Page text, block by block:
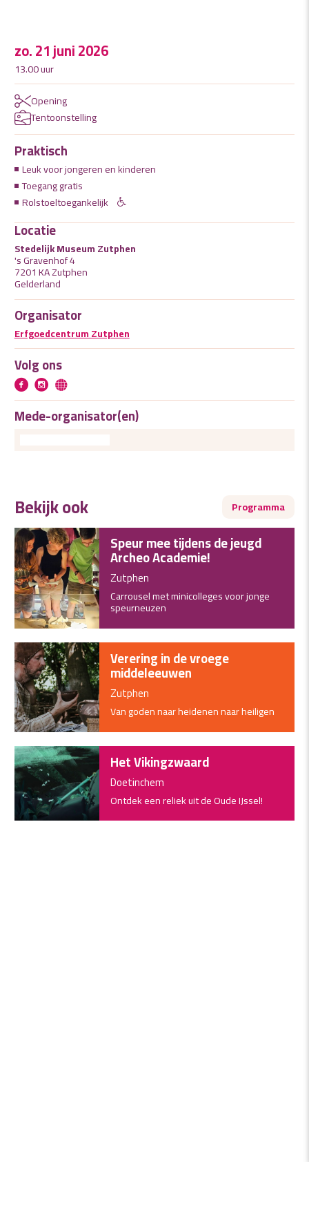
zo. 21 juni 2026
13.00 uur
Opening
Tentoonstelling
Praktisch
Leuk voor jongeren en kinderen
Toegang gratis
Rolstoeltoegankelijk
Locatie
Stedelijk Museum Zutphen
's Gravenhof 4
7201 KA Zutphen
Gelderland
Organisator
Erfgoedcentrum Zutphen
Volg ons
Mede-organisator(en)
Bekijk ook Programma
Speur mee tijdens de jeugd
Archeo Academie!
Zutphen
Carrousel met minicolleges voor jonge
speurneuzen
Verering in de vroege
middeleeuwen
Zutphen
Van goden naar heidenen naar heiligen
Het Vikingzwaard
Doetinchem
Ontdek een reliek uit de Oude IJssel!